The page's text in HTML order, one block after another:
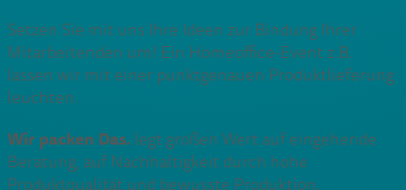
Setzen Sie mit uns Ihre Ideen zur Bindung Ihrer
Mitarbeitenden um! Ein Homeoffice-Event z.B.
lassen wir mit einer punktgenauen Produktlieferung
leuchten.
Wir packen Das. legt großen Wert auf eingehende
Beratung, auf Nachhaltigkeit durch hohe
Produktqualität und bewusste Produktion.